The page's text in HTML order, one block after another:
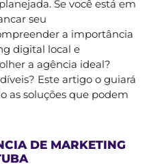
Se você está em
seu
a importância
digital local e
a agência ideal?
Este artigo o guiará
as soluções que podem
DE MARKETING